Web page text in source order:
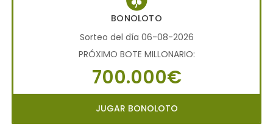
BONOLOTO
Sorteo del día 06-08-2026
PRÓXIMO BOTE MILLONARIO:
700.000€
JUGAR BONOLOTO